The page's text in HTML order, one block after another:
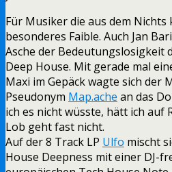
Für Musiker die aus dem Nichts
besonderes Faible. Auch Jan
Asche der Bedeutungslosigkeit
Deep House. Mit gerade mal
Maxi im Gepäck wagte sich der
Pseudonym Map.ache an das
ich es nicht wüsste, hätt ich
Lob geht fast nicht.
Auf der 8 Track LP Ulfo mischt
House Deepness mit einer DJ-